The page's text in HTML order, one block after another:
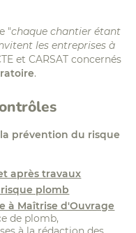
"chaque chantier étant
les entreprises à
et CARSAT concernés
.
prévention du risque
après travaux
plomb
à Maîtrise d'Ouvrage
de plomb,